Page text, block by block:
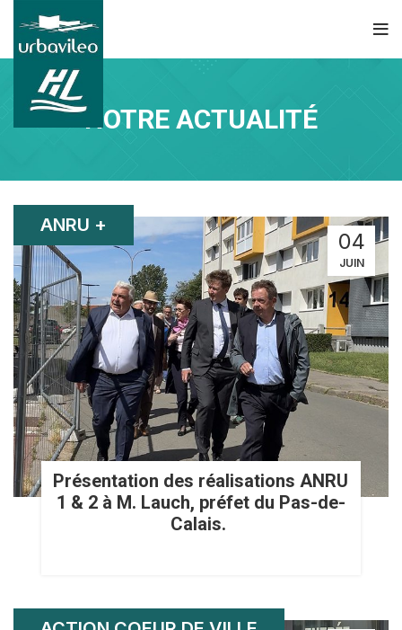
NOTRE ACTUALITÉ
04
JUIN
ANRU +
Présentation des réalisations ANRU
1 & 2 à M. Lauch, préfet du Pas-de-
Calais.